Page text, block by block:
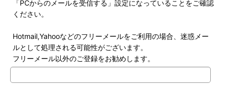
「PCからのメールを受信する」設定になっていることをご確認
ください。
Hotmail,Yahooなどのフリーメールをご利用の場合、迷惑メー
ルとして処理される可能性がございます。
フリーメール以外のご登録をお勧めします。